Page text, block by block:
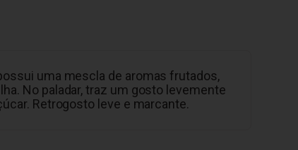
uma mescla de aromas frutados,
No paladar, traz um gosto levemente
Retrogosto leve e marcante.